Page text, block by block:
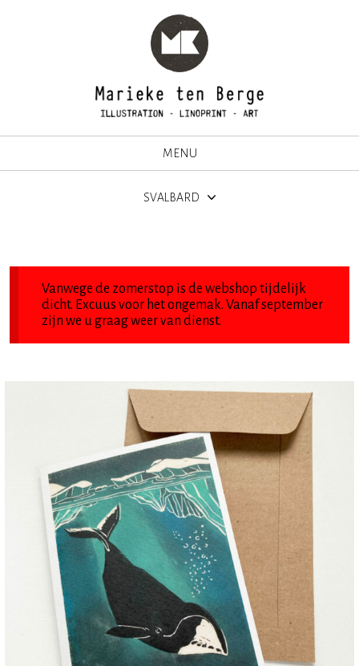
MENU
SVALBARD
Vanwege de zomerstop is de webshop tijdelijk
dicht. Excuus voor het ongemak. Vanaf september
zijn we u graag weer van dienst.